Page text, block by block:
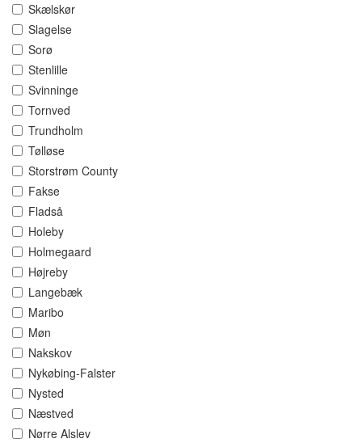
Skælskør
Slagelse
Sorø
Stenlille
Svinninge
Tornved
Trundholm
Tølløse
Storstrøm County
Fakse
Fladså
Holeby
Holmegaard
Højreby
Langebæk
Maribo
Møn
Nakskov
Nykøbing-Falster
Nysted
Næstved
Nørre Alslev